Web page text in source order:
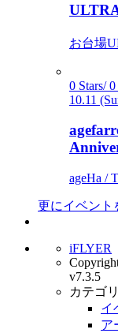
お台場
0 Stars/
10.11
ageHa /
更にイベント
iFLYER
v7.3.5
カテゴ
イ
ア